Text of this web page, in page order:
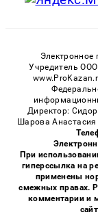
Электронное
Учредитель ООО
Директор:
Шарова Анастасия
При
гиперссылка на
применены
смежных правах.
комментарии и